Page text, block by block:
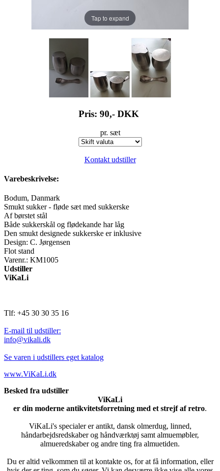
Tap to expand
Pris: 90,- DKK
pr. sæt
Kontakt udstiller
Varebeskrivelse:
Bodum, Danmark
Smukt sukker - fløde sæt med sukkerske
Af børstet stål
Både sukkerskål og flødekande har låg
Den smukt designede sukkerske er inklusive
Design: C. Jørgensen
Flot stand
Varenr.: KM1005
Udstiller
ViKaLi
Tlf: +45 30 30 35 16
E-mail til udstiller:
info@vikali.dk
Se varen i udstillers eget katalog
www.ViKaLi.dk
Besked fra udstiller
ViKaLi
er din moderne antikvitetsforretning med et strejf af retro.
ViKaLi's specialer er antikt, dansk olmerdug, linned,
håndarbejdsredskaber og håndværktøj samt almuemøbler,
almueredskaber og andre ting fra almuetiden.
Du er altid velkommen til at kontakte os, for at få information, eller